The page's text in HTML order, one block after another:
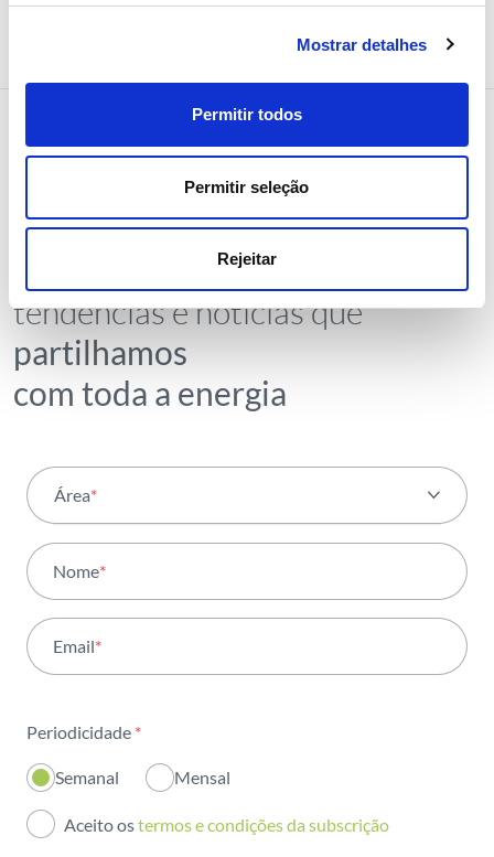
Mostrar detalhes
Permitir todos
Permitir seleção
Rejeitar
Receba todos os detalhes da
tendências e notícias que
partilhamos
com toda a energia
Área*
Atividade
Institucional
Inovação
Investidores
Publicações
Nome*
Email*
Periodicidade *
Semanal Mensal
Aceito ostermos e condições da subscrição